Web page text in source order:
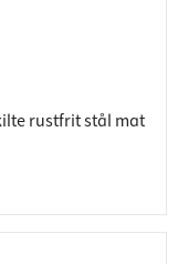
rustfrit stål mat